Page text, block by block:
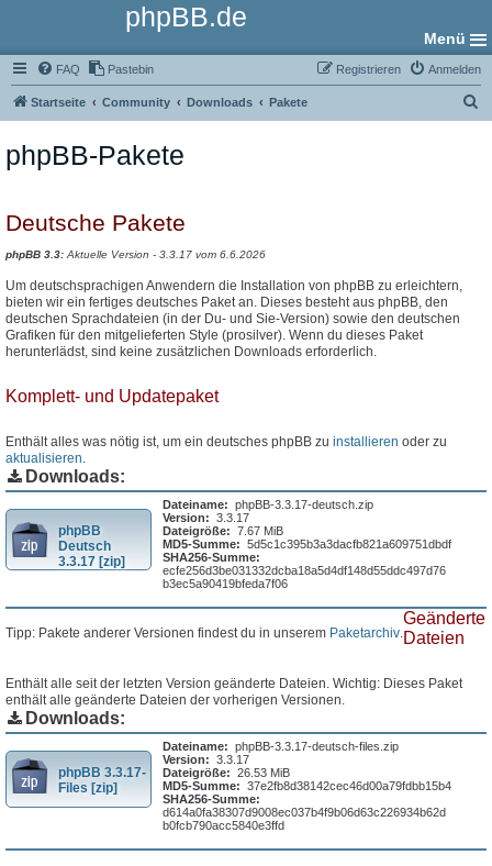
phpBB.de
Menü
FAQ Pastebin Anmelden
Registrieren
Startseite Community Downloads Pakete
phpBB-Pakete
Deutsche Pakete
phpBB 3.3: Aktuelle Version - 3.3.17 vom 6.6.2026
Um deutschsprachigen Anwendern die Installation von phpBB zu erleichtern,
bieten wir ein fertiges deutsches Paket an. Dieses besteht aus phpBB, den
deutschen Sprachdateien (in der Du- und Sie-Version) sowie den deutschen
Grafiken für den mitgelieferten Style (prosilver). Wenn du dieses Paket
herunterlädst, sind keine zusätzlichen Downloads erforderlich.
Komplett- und Updatepaket
Enthält alles was nötig ist, um ein deutsches phpBB zu installieren oder zu
aktualisieren.
Downloads:
phpBB
Deutsch
3.3.17 [zip]
Dateiname: phpBB-3.3.17-deutsch.zip
Version: 3.3.17
Dateigröße: 7.67 MiB
MD5-Summe: 5d5c1c395b3a3dacfb821a609751dbdf
SHA256-Summe:
ecfe256d3be031332dcba18a5d4df148d55ddc497d76
b3ec5a90419bfeda7f06
Tipp: Pakete anderer Versionen findest du in unserem Paketarchiv.
Geänderte
Dateien
Enthält alle seit der letzten Version geänderte Dateien. Wichtig: Dieses Paket
enthält alle geänderte Dateien der vorherigen Versionen.
Downloads:
phpBB 3.3.17-
Files [zip]
Dateiname: phpBB-3.3.17-deutsch-files.zip
Version: 3.3.17
Dateigröße: 26.53 MiB
MD5-Summe: 37e2fb8d38142cec46d00a79fdbb15b4
SHA256-Summe:
d614a0fa38307d9008ec037b4f9b06d63c226934b62d
b0fcb790acc5840e3ffd